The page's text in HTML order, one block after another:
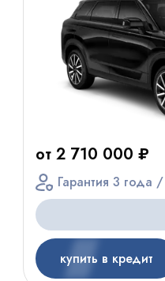
от 2 710 000 ₽
Гарантия 3 года
купить в кредит